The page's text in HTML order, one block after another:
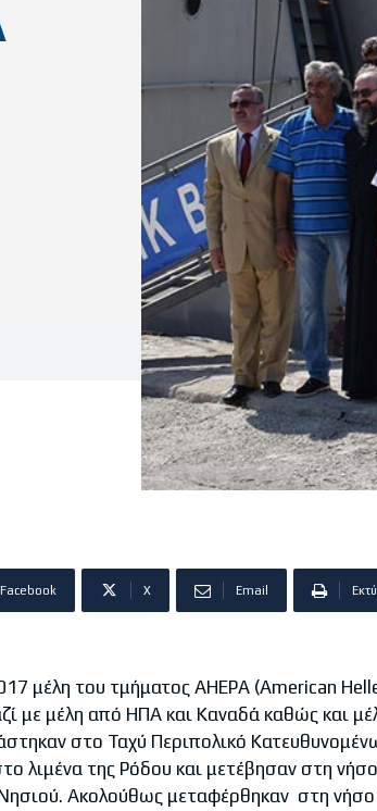
Facebook X Email
μέλη του τμήματος AHEPA (American
με μέλη από ΗΠΑ και Καναδά καθώς και
στο Ταχύ Περιπολικό
λιμένα της Ρόδου και μετέβησαν στη
Ακολούθως μεταφέρθηκαν στη